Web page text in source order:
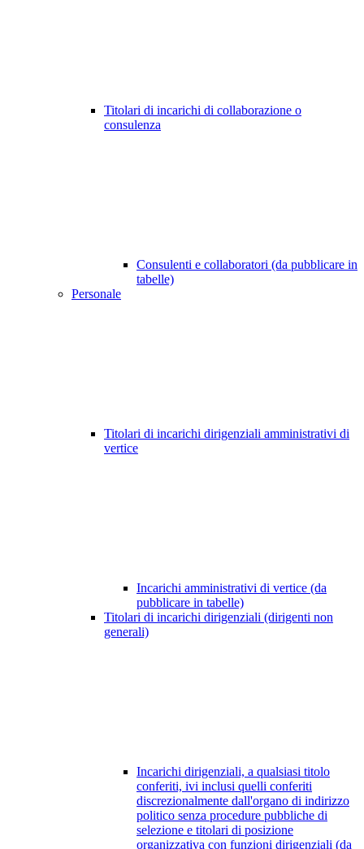
Titolari di incarichi di collaborazione o
consulenza
Consulenti e collaboratori (da pubblicare in
tabelle)
Personale
Titolari di incarichi dirigenziali amministrativi di
vertice
Incarichi amministrativi di vertice (da
pubblicare in tabelle)
Titolari di incarichi dirigenziali (dirigenti non
generali)
Incarichi dirigenziali, a qualsiasi titolo
conferiti, ivi inclusi quelli conferiti
discrezionalmente dall'organo di indirizzo
politico senza procedure pubbliche di
selezione e titolari di posizione
organizzativa con funzioni dirigenziali (da